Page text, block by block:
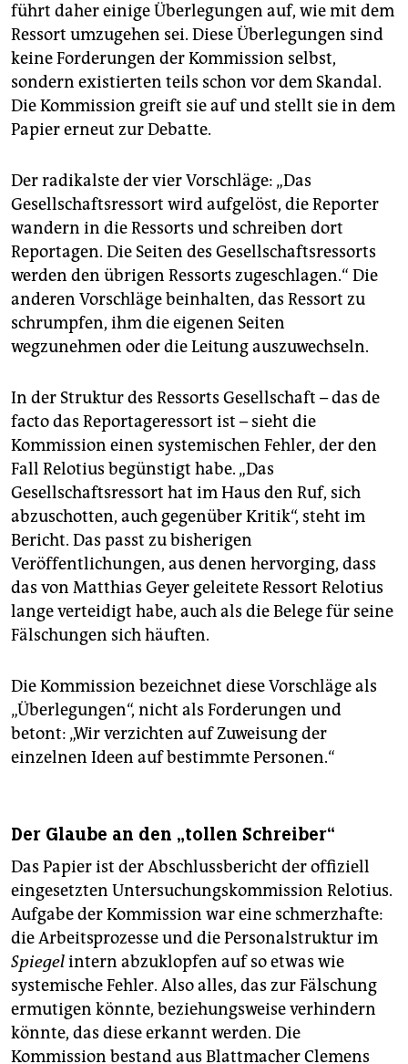
führt daher einige Überlegungen auf, wie mit dem
Ressort umzugehen sei. Diese Überlegungen sind
keine Forderungen der Kommission selbst,
sondern existierten teils schon vor dem Skandal.
Die Kommission greift sie auf und stellt sie in dem
Papier erneut zur Debatte.
Der radikalste der vier Vorschläge: „Das
Gesellschaftsressort wird aufgelöst, die Reporter
wandern in die Ressorts und schreiben dort
Reportagen. Die Seiten des Gesellschaftsressorts
werden den übrigen Ressorts zugeschlagen.“ Die
anderen Vorschläge beinhalten, das Ressort zu
schrumpfen, ihm die eigenen Seiten
wegzunehmen oder die Leitung auszuwechseln.
In der Struktur des Ressorts Gesellschaft – das de
facto das Reportageressort ist – sieht die
Kommission einen systemischen Fehler, der den
Fall Relotius begünstigt habe. „Das
Gesellschaftsressort hat im Haus den Ruf, sich
abzuschotten, auch gegenüber Kritik“, steht im
Bericht. Das passt zu bisherigen
Veröffentlichungen, aus denen hervorging, dass
das von Matthias Geyer geleitete Ressort Relotius
lange verteidigt habe, auch als die Belege für seine
Fälschungen sich häuften.
Die Kommission bezeichnet diese Vorschläge als
„Überlegungen“, nicht als Forderungen und
betont: „Wir verzichten auf Zuweisung der
einzelnen Ideen auf bestimmte Personen.“
Der Glaube an den „tollen Schreiber“
Das Papier ist der Abschlussbericht der offiziell
eingesetzten Untersuchungskommission Relotius.
Aufgabe der Kommission war eine schmerzhafte:
die Arbeitsprozesse und die Personalstruktur im
Spiegelintern abzuklopfen auf so etwas wie
systemische Fehler. Also alles, das zur Fälschung
ermutigen könnte, beziehungsweise verhindern
könnte, das diese erkannt werden. Die
Kommission bestand aus Blattmacher Clemens